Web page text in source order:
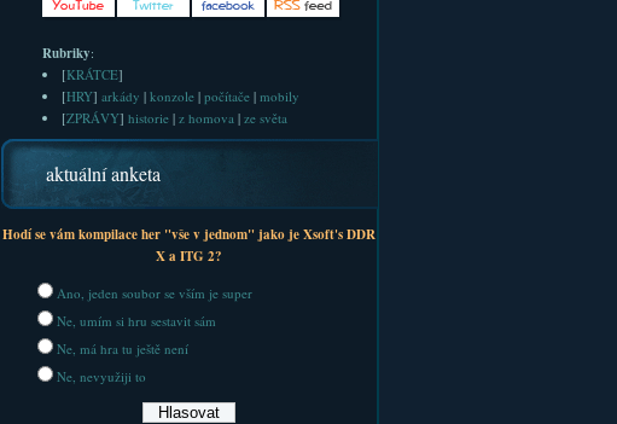
Rubriky:
[KRÁTCE]
[HRY] arkády | konzole| počítače| mobily
[ZPRÁVY] historie| z homova| ze světa
aktuální anketa
Hodí se vám kompilace her "vše v jednom" jako je Xsoft's DDR
X a ITG 2?
Ano, jeden soubor se vším je super
Ne, umím si hru sestavit sám
Ne, má hra tu ještě není
Ne, nevyužiji to